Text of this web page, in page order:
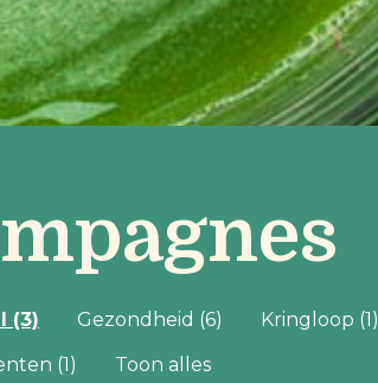
(3) Gezondheid (6) Kringloop (1)
(1) Toon alles